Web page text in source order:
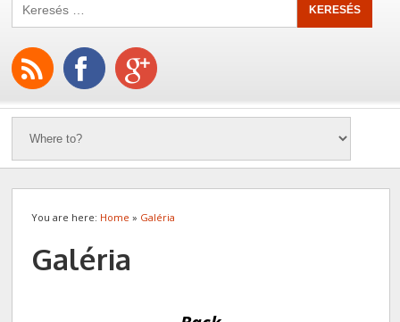
You are here: Home » Galéria
Galéria